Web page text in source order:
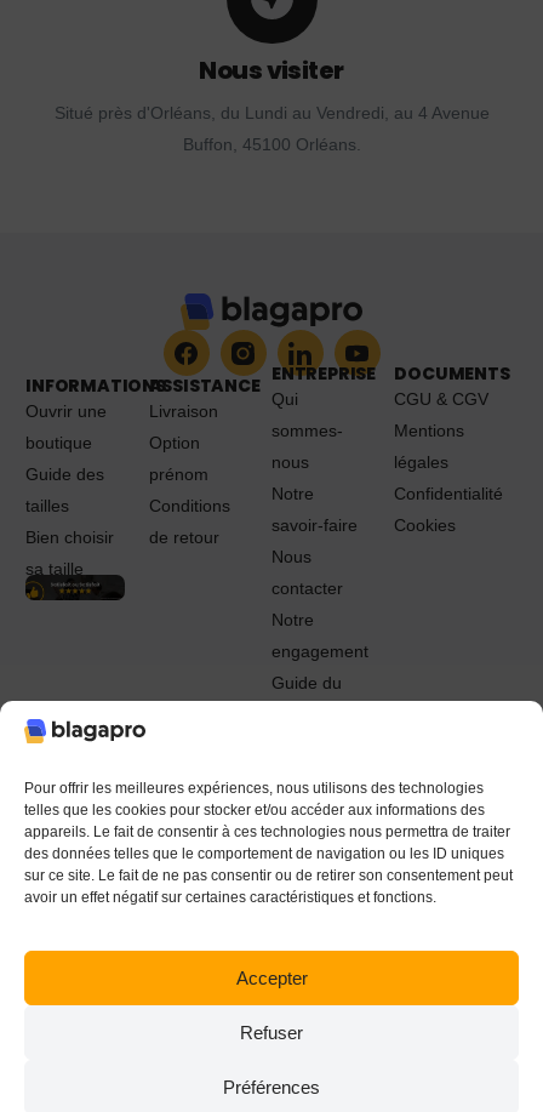
Pour offrir les meilleures expériences, nous utilisons des technologies
telles que les cookies pour stocker et/ou accéder aux informations des
appareils. Le fait de consentir à ces technologies nous permettra de traiter
des données telles que le comportement de navigation ou les ID uniques
sur ce site. Le fait de ne pas consentir ou de retirer son consentement peut
avoir un effet négatif sur certaines caractéristiques et fonctions.
Accepter
Refuser
Préférences
Nous visiter
Situé près d'Orléans, du Lundi au Vendredi, au 4 Avenue
Buffon, 45100 Orléans.
INFORMATIONS
Ouvrir une
boutique
Guide des
tailles
Bien choisir
sa taille
ASSISTANCE
Livraison
Option
prénom
Conditions
de retour
ENTREPRISE
Qui
sommes-
nous
Notre
savoir-faire
Nous
contacter
Notre
engagement
Guide du
DOCUMENTS
CGU & CGV
Mentions
légales
Confidentialité
Cookies
© 2022 - 2024 Blagapro. Tous droits réservés. Textiles
personnalisés à Orléans